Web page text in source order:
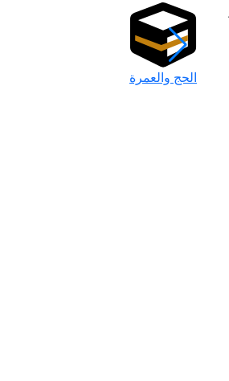
الحج والعمرة